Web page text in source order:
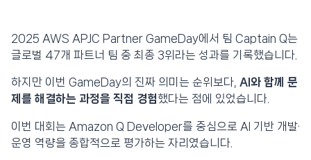
2025 AWS APJC Partner GameDay에서 팀 Captain Q는
글로벌 47개 파트너 팀 중 최종 3위라는 성과를 기록했습니다.
하지만 이번 GameDay의 진짜 의미는 순위보다, AI와 함께 문
제를 해결하는 과정을 직접 경험했다는 점에 있었습니다.
이번 대회는 Amazon Q Developer를 중심으로 AI 기반 개발·
운영 역량을 종합적으로 평가하는 자리였습니다.